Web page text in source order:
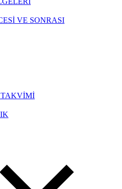
VE SONRASI
TAKVİMİ